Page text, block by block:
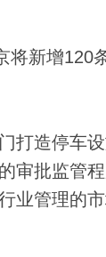
新增120
造停车设
审批监管
业管理的市